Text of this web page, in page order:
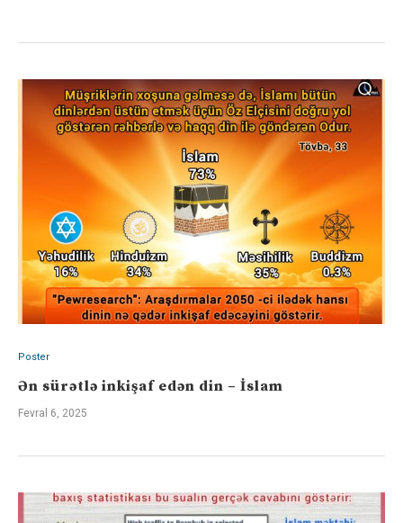
Poster
Ən sürətlə inkişaf edən din – İslam
Fevral 6, 2025